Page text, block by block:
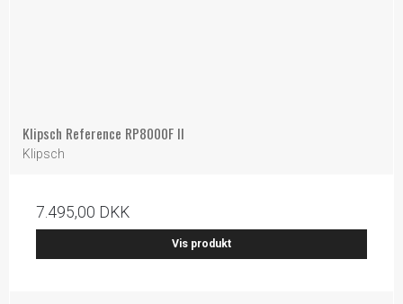
Klipsch Reference RP8000F II
Klipsch
7.495,00 DKK
Vis produkt